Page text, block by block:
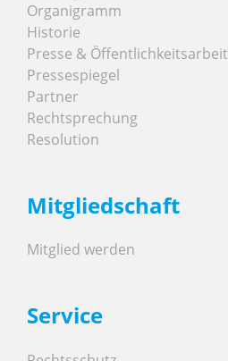
Organigramm
Historie
Presse & Öffentlichkeitsarbeit
Pressespiegel
Partner
Rechtsprechung
Resolution
Mitgliedschaft
Mitglied werden
Service